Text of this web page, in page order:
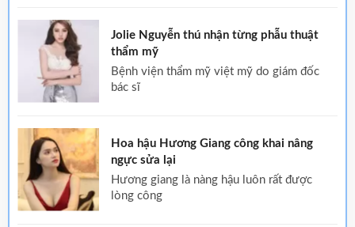
Jolie Nguyễn thú nhận từng phẫu thuật
thẩm mỹ
bệnh viện thẩm mỹ việt mỹ do giám đốc
bác sĩ
Hoa hậu Hương Giang công khai nâng
ngực sửa lại
hương giang là nàng hậu luôn rất được
lòng công